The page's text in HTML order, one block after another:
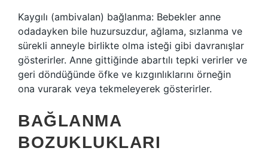
Kaygılı (ambivalan) bağlanma: Bebekler anne
odadayken bile huzursuzdur, ağlama, sızlanma ve
sürekli anneyle birlikte olma isteği gibi davranışlar
gösterirler. Anne gittiğinde abartılı tepki verirler ve
geri döndüğünde öfke ve kızgınlıklarını örneğin
ona vurarak veya tekmeleyerek gösterirler.
BAĞLANMA
BOZUKLUKLARI